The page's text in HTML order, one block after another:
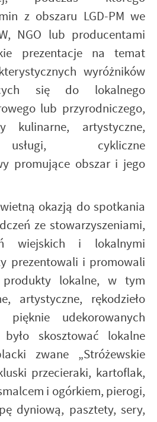
z obszaru LGD-PM we
NGO lub producentami
prezentacje na temat
wyróżników
się do lokalnego
lub przyrodniczego,
artystyczne,
usługi, cykliczne
promujące obszar i jego
okazją do spotkania
ze stowarzyszeniami,
wiejskich i lokalnymi
prezentowali i promowali
produkty lokalne, w tym
artystyczne, rękodzieło
udekorowanych
skosztować lokalne
zwane „Stróżewskie
przecieraki, kartoflak,
i ogórkiem, pierogi,
dyniową, pasztety, sery,